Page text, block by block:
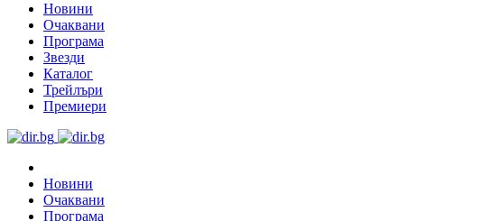
Новини
Очаквани
Програма
Звезди
Каталог
Трейлъри
Премиери
Новини
Очаквани
Програма